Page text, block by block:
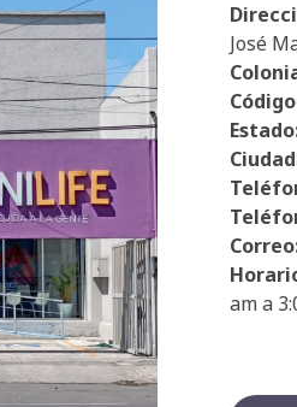
José
am a